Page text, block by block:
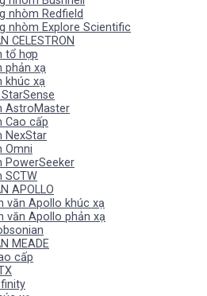
nhòm Redfield
nhòm Explore Scientific
CELESTRON
tổ hợp
phản xạ
khúc xạ
AstroMaster
Cao cấp
NexStar
Omni
PowerSeeker
SCTW
APOLLO
văn Apollo khúc xạ
văn Apollo phản xạ
MEADE
cấp